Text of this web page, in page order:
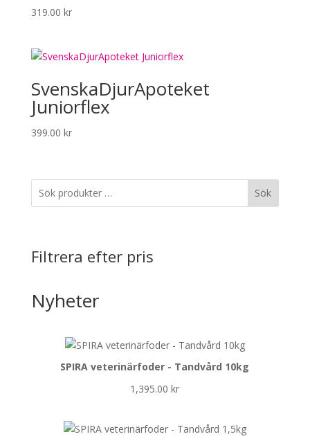
319.00 kr
SvenskaDjurApoteket
Juniorflex
399.00 kr
Sök
Filtrera efter pris
Nyheter
SPIRA veterinärfoder - Tandvård 10kg
1,395.00kr